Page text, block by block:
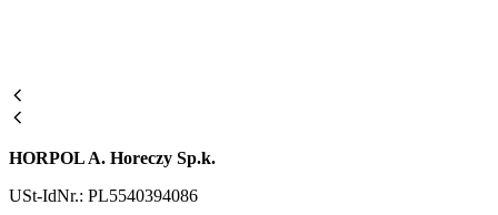
HORPOL A. Horeczy Sp.k.
USt-IdNr.: PL5540394086